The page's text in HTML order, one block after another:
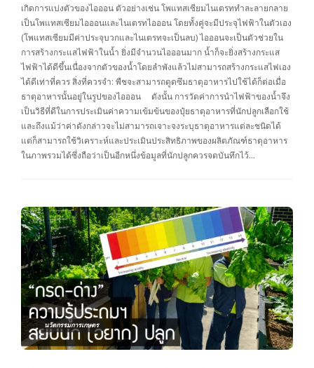
เกิดการแบ่งตัวของไอออน ตัวอย่างเช่น โพแทสเซียมไนเตรททำละลายกลาย
เป็นโพแทสเซียมไอออนและไนเตรทไอออน โดยทั้งคู่จะมีประจุไฟฟ้าในตัวเอง
(โพแทสเซียมมีค่าประจุบวกและไนเตรทจะเป็นลบ) ไอออนจะเป็นตัวช่วยใน
การสร้างกระแสไฟฟ้าในน้ำ ยิ่งมีจำนวนไอออนมาก น้ำก็จะยิ่งสร้างกระแส
ไฟฟ้าได้ดีขึ้นเนื่องจากตัวของน้ำโดยลำพังแล้วไม่สามารถสร้างกระแสไฟเอง
ได้ดีเท่าที่ควร สิ่งที่ควรจำ: พืชจะสามารถดูดซึมธาตุอาหารไปใช้ได้ก็ต่อเมื่อ
ธาตุอาหารนั้นอยู่ในรูปของไอออน ดังนั้น การวัดค่าการนำไฟฟ้าของน้ำจึง
เป็นวิธีที่ดีในการประเมินค่าความเข้มข้นของปุ๋ยธาตุอาหารที่นักปลูกเลือกใช้
และถึงแม้ว่าค่าดังกล่าวจะไม่สามารถเจาะจงระบุธาตุอาหารแต่ละชนิดได้
แต่ก็สามารถใช้วิเคราะห์และประเมินประสิทธิภาพของผลิตภัณฑ์ธาตุอาหาร
ในภาพรวมได้ซึ่งถือว่าเป็นอีกหนึ่งข้อมูลที่นักปลูกควรจดบันทึกไว้…
นวัตกรรมการเกษตร